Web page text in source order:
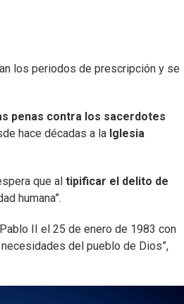
los periodos de prescripción y se
penas contra los sacerdotes
hace décadas a la Iglesia
que al tipificar el delito de
humana”.
II el 25 de enero de 1983 con
del pueblo de Dios”,